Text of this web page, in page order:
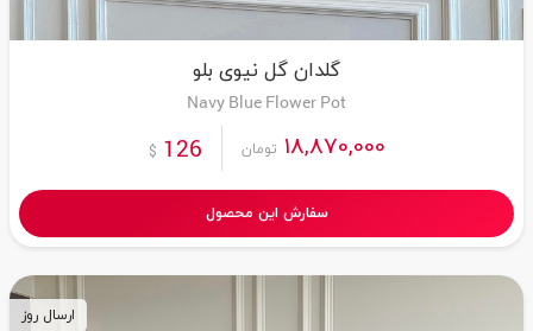
گلدان گل نیوی بلو
Navy Blue Flower Pot
18,870,000 تومان 126
$
سفارش این محصول
ارسال روز